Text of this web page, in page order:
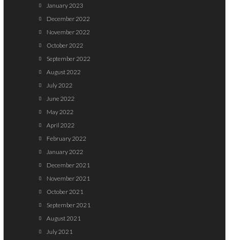
January 2023
December 2022
November 2022
October 2022
September 2022
August 2022
July 2022
June 2022
May 2022
April 2022
February 2022
January 2022
December 2021
November 2021
October 2021
September 2021
August 2021
July 2021